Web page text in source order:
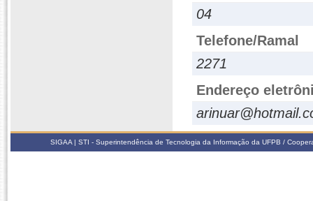
04
Telefone/Ramal
2271
Endereço
SIGAA | STI - Superintendência de Tecnologia da Informação da UFPB /